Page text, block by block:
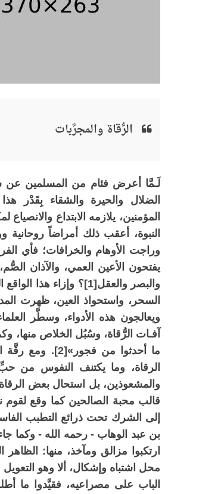
الرُّقاة والمجرَّبات
لَـمَّا أعرض فئام من المسلمين عن
الضلال والحيرة والشقاء بِقَدْر
المؤمنين، يلازمه الابتداع
النبوة، أعقب ذلك أمراضاً
وراجت الأوهام والخرافات؛ فأي
يفتحون الأعين العمي، والآذان
والبصر والعقل[1]؟
السحر، واستحواذ العين، ظهرت
ويعالجون هذه الأدواء، وسطَّر
آفـات الرُّقاة، وسُبُل الخلاص منها،
ما أحدثوا من
الرقاة، وما يكتنف النفوس من حبِّ
والمشعوذين، بل استحال بعض
قالب محبة الصالحين كما وقع
إلى الشرك تحت ذرائع التطبب
ارتكبوا مزالق ومآخذ، منها:
محل اشتباه وإشكال، ألا وهو
الباب على مصراعيه، فقيَّدوا ما